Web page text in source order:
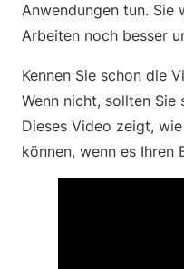
Anwendungen tun. Sie
Arbeiten noch besser
Kennen Sie schon die
Wenn nicht, sollten Sie
Dieses Video zeigt,
können, wenn es Ihren